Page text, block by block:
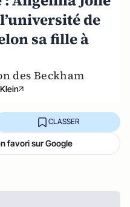
de
sa fille à
des Beckham
CLASSER
favori sur Google